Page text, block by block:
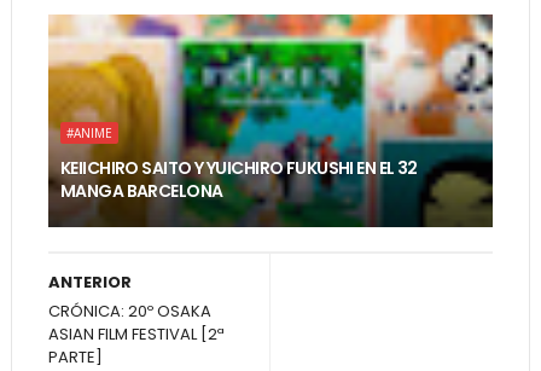
#ANIME
KEIICHIRO SAITO Y YUICHIRO FUKUSHI EN EL 32
MANGA BARCELONA
ANTERIOR
CRÓNICA: 20º OSAKA
ASIAN FILM FESTIVAL [2ª
PARTE]